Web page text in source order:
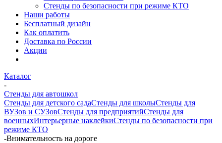
Стенды по безопасности при режиме КТО
Наши работы
Бесплатный дизайн
Как оплатить
Доставка по России
Акции
Каталог
-
Стенды для автошкол
Стенды для детского садаСтенды для школыСтенды для
ВУЗов и СУЗовСтенды для предприятийСтенды для
военныхИнтерьерные наклейкиСтенды по безопасности при
режиме КТО
-Внимательность на дороге